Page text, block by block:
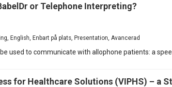
or Telephone Interpreting?
English, Enbart på plats, Presentation, Avancerad
used to communicate with allophone patients: a
for Healthcare Solutions (VIPHS) – a